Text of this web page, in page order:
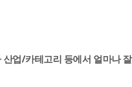
산업/카테고리 등에서 얼마나 잘